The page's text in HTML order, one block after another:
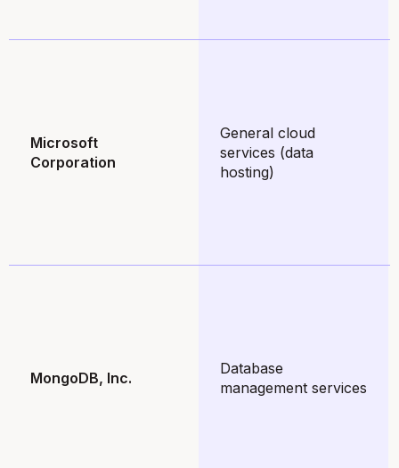
Microsoft
Corporation
General cloud
services (data
hosting)
MongoDB, Inc.
Database
management services